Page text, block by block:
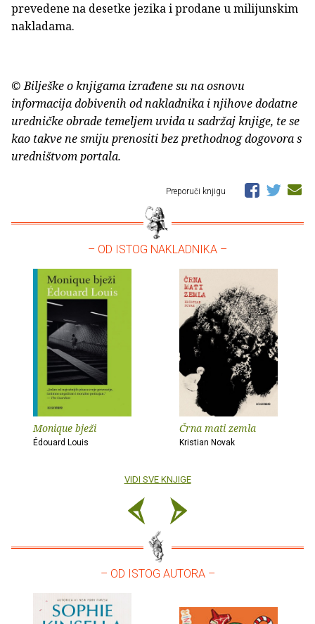
prevedene na desetke jezika i prodane u milijunskim
nakladama.
© Bilješke o knjigama izrađene su na osnovu
informacija dobivenih od nakladnika i njihove dodatne
uredničke obrade temeljem uvida u sadržaj knjige, te se
kao takve ne smiju prenositi bez prethodnog dogovora s
uredništvom portala.
Preporuči knjigu
– OD ISTOG NAKLADNIKA –
Monique bježi
Édouard Louis
Črna mati zemla
Kristian Novak
VIDI SVE KNJIGE
– OD ISTOG AUTORA –